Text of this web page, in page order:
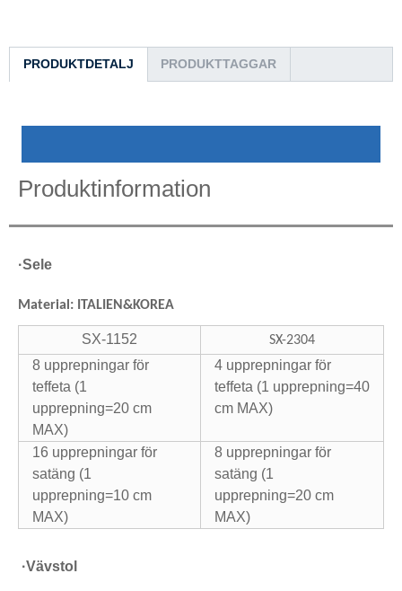
PRODUKTDETALJ PRODUKTTAGGAR
Produktinformation
·Sele
Material: ITALIEN&KOREA
SX-1152 SX-2304
8 upprepningar för
teffeta (1
upprepning=20 cm
MAX)
4 upprepningar för
teffeta (1 upprepning=40
cm MAX)
16 upprepningar för
satäng (1
upprepning=10 cm
MAX)
8 upprepningar för
satäng (1
upprepning=20 cm
MAX)
·Vävstol